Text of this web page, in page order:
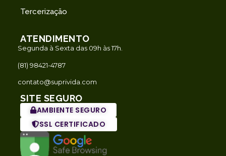
Tercerização
ATENDIMENTO
Segunda à Sexta das 09h às 17h.
(81) 98421-4787
contato@suprivida.com
SITE SEGURO
AMBIENTE SEGURO
SSL CERTIFICADO